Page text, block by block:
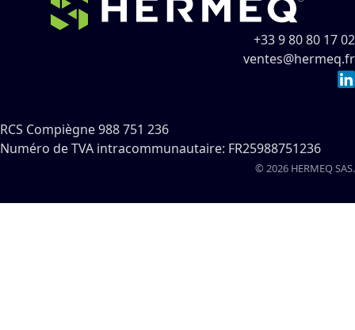
+33 9 80 80 17 02
ventes@hermeq.fr
RCS Compiègne 988 751 236
Numéro de TVA intracommunautaire: FR25988751236
© 2026 HERMEQ SAS.